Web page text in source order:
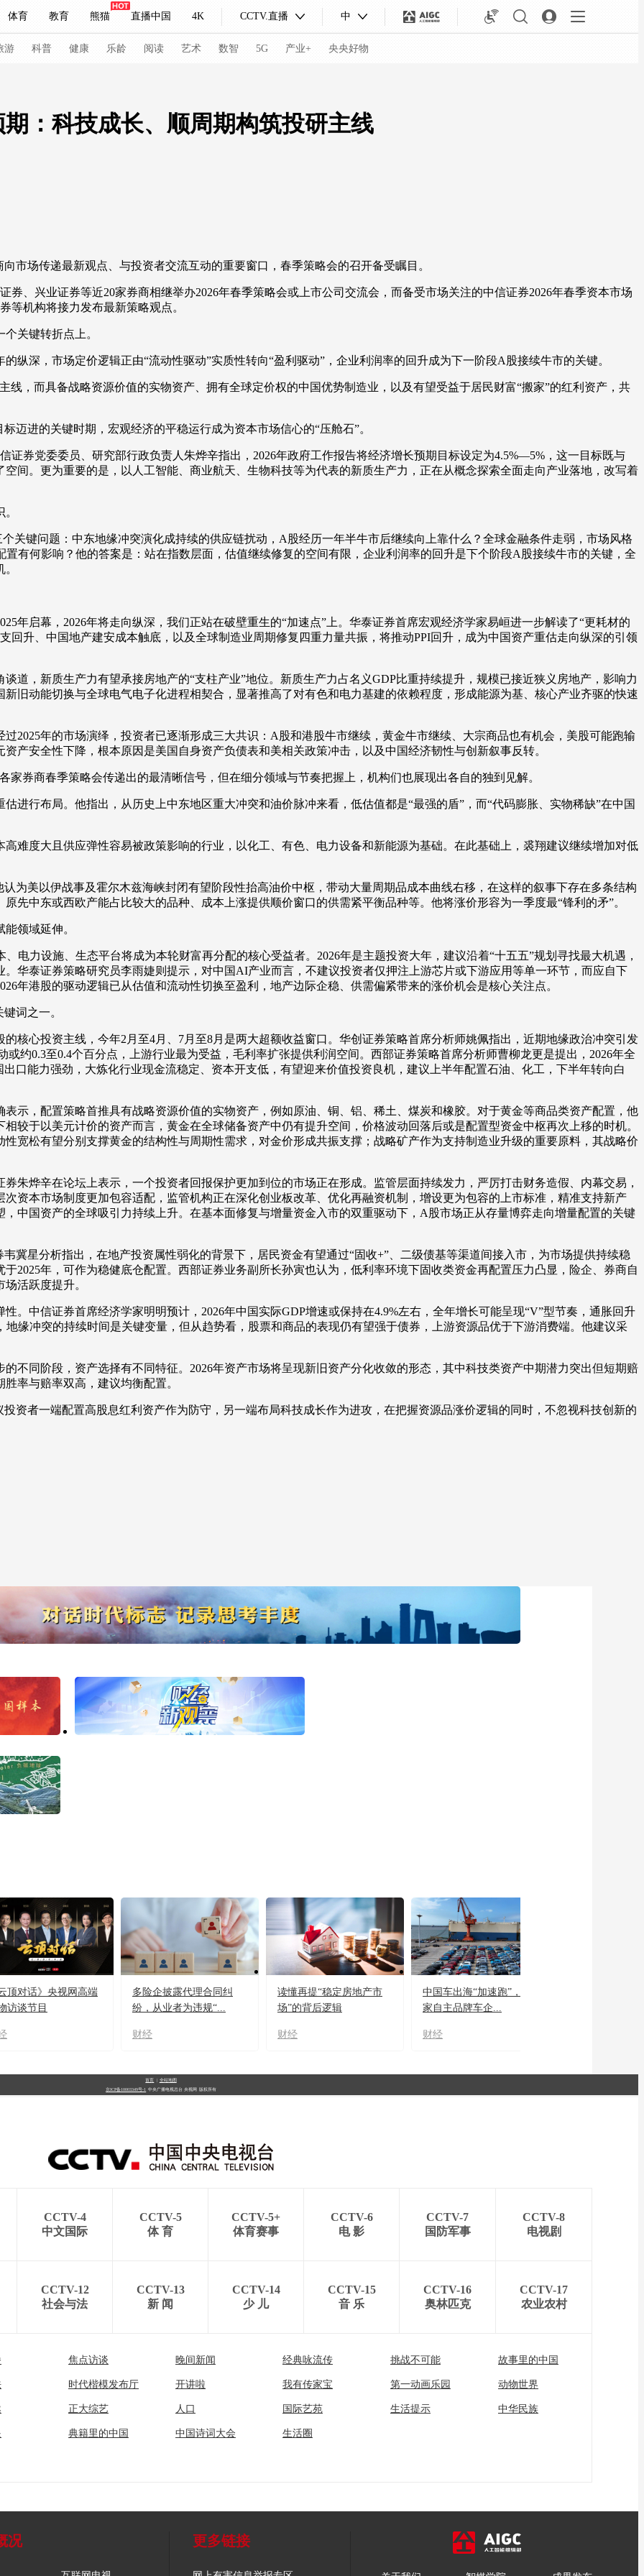
体育 教育 熊猫 直播中国 4K CCTV.直播 中
妙语 热解读 天天学习
持人 下载央视影音
游 科普 健康 乐龄 阅读 艺术 数智 5G 产业+ 央央好物
会 CBA 中超 国足 综合体育
体育江湖 文化体育 冰雪道路
全民健康 颜选攻略 海洋 天气 央央好物
热播榜 总台企业白名单
：科技成长、顺周期构筑投研主线
场传递最新观点、与投资者交流互动的重要窗口，春季策略会的召开备受瞩目。
兴业证券等近20家券商相继举办2026年春季策略会或上市公司交流会，而备受市场关注的中信证券2026年春季资本市场
等机构将接力发布最新策略观点。
关键转折点上。
深，市场定价逻辑正由“流动性驱动”实质性转向“盈利驱动”，企业利润率的回升成为下一阶段A股接续牛市的关键。
而具备战略资源价值的实物资产、拥有全球定价权的中国优势制造业，以及有望受益于居民财富“搬家”的红利资产，共
进的关键时期，宏观经济的平稳运行成为资本市场信心的“压舱石”。
券党委委员、研究部行政负责人朱烨辛指出，2026年政府工作报告将经济增长预期目标设定为4.5%—5%，这一目标既与
间。更为重要的是，以人工智能、商业航天、生物科技等为代表的新质生产力，正在从概念探索全面走向产业落地，改写着
键问题：中东地缘冲突演化成持续的供应链扰动，A股经历一年半牛市后继续向上靠什么？全球金融条件走弱，市场风格
有何影响？他的答案是：站在指数层面，估值继续修复的空间有限，企业利润率的回升是下个阶段A股接续牛市的关键，全
启幕，2026年将走向纵深，我们正站在破壁重生的“加速点”上。华泰证券首席宏观经济学家易峘进一步解读了“更耗材的
回升、中国地产建安成本触底，以及全球制造业周期修复四重力量共振，将推动PPI回升，成为中国资产重估走向纵深的引领
，新质生产力有望承接房地产的“支柱产业”地位。新质生产力占名义GDP比重持续提升，规模已接近狭义房地产，影响力
旧动能切换与全球电气电子化进程相契合，显著推高了对有色和电力基建的依赖程度，形成能源为基、核心产业齐驱的快速
年的市场演绎，投资者已逐渐形成三大共识：A股和港股牛市继续，黄金牛市继续、大宗商品也有机会，美股可能跑输
产安全性下降，根本原因是美国自身资产负债表和美相关政策冲击，以及中国经济韧性与创新叙事反转。
商春季策略会传递出的最清晰信号，但在细分领域与节奏把握上，机构们也展现出各自的独到见解。
行布局。他指出，从历史上中东地区重大冲突和油价脉冲来看，低估值都是“最强的盾”，而“代码膨胀、实物稀缺”在中国
度大且供应弹性容易被政策影响的行业，以化工、有色、电力设备和新能源为基础。在此基础上，裘翔建议继续增加对低
美以伊战事及霍尔木兹海峡封闭有望阶段性抬高油价中枢，带动大量周期品成本曲线右移，在这样的叙事下存在多条结构
先中东或西欧产能占比较大的品种、成本上涨提供顺价窗口的供需紧平衡品种等。他将涨价形容为一季度最“锋利的矛”。
领域延伸。
力设施、生态平台将成为本轮财富再分配的核心受益者。2026年是主题投资大年，建议沿着“十五五”规划寻找最大机遇，
华泰证券策略研究员李雨婕则提示，对中国AI产业而言，不建议投资者仅押注上游芯片或下游应用等单一环节，而应自下
年港股的驱动逻辑已从估值和流动性切换至盈利，地产边际企稳、供需偏紧带来的涨价机会是核心关注点。
词之一。
心投资主线，今年2月至4月、7月至8月是两大超额收益窗口。华创证券策略首席分析师姚佩指出，近期地缘政治冲突引发
约0.3至0.4个百分点，上游行业最为受益，毛利率扩张提供利润空间。西部证券策略首席分析师曹柳龙更是提出，2026年全
口能力强劲，大炼化行业现金流稳定、资本开支低，有望迎来价值投资良机，建议上半年配置石油、化工，下半年转向白
，配置策略首推具有战略资源价值的实物资产，例如原油、铜、铝、稀土、煤炭和橡胶。对于黄金等商品类资产配置，他
较于以美元计价的资产而言，黄金在全球储备资产中仍有提升空间，价格波动回落后或是配置型资金中枢再次上移的时机。
宽松有望分别支撑黄金的结构性与周期性需求，对金价形成共振支撑；战略矿产作为支持制造业升级的重要原料，其战略价
烨辛在论坛上表示，一个投资者回报保护更加到位的市场正在形成。监管层面持续发力，严厉打击财务造假、内幕交易，
资本市场制度更加包容适配，监管机构正在深化创业板改革、优化再融资机制，增设更为包容的上市标准，精准支持新产
中国资产的全球吸引力持续上升。在基本面修复与增量资金入市的双重驱动下，A股市场正从存量博弈走向增量配置的关键
星分析指出，在地产投资属性弱化的背景下，居民资金有望通过“固收+”、二级债基等渠道间接入市，为市场提供持续稳
2025年，可作为稳健底仓配置。西部证券业务副所长孙寅也认为，低利率环境下固收类资金再配置压力凸显，险企、券商自
活跃度提升。
中信证券首席经济学家明明预计，2026年中国实际GDP增速或保持在4.9%左右，全年增长可能呈现“V”型节奏，通胀回升
缘冲突的持续时间是关键变量，但从趋势看，股票和商品的表现仍有望强于债券，上游资源品优于下游消费端。他建议采
同阶段，资产选择有不同特征。2026年资产市场将呈现新旧资产分化收敛的形态，其中科技类资产中期潜力突出但短期赔
率与赔率双高，建议均衡配置。
者一端配置高股息红利资产作为防守，另一端布局科技成长作为进攻，在把握资源品涨价逻辑的同时，不忽视科技创新的
顶对话》央视网高端
访谈节目
多险企披露代理合同纠
纷，从业者为违规“...
财经
读懂再提“稳定房地产市
场”的背后逻辑
财经
中国车出海“加速跑”，三
家自主品牌车企...
财经
首页 全站地图
京ICP备10003349号-1 中央广播电视总台 央视网 版权所有
CCTV-4
中文国际
CCTV-5
体 育
CCTV-5+
体育赛事
CCTV-6
电 影
CCTV-7
国防军事
CCTV-8
电视剧
CCTV-12
社会与法
CCTV-13
新 闻
CCTV-14
少 儿
CCTV-15
音 乐
CCTV-16
奥林匹克
CCTV-17
农业农村
焦点访谈 晚间新闻 经典咏流传 挑战不可能 故事里的中国
时代楷模发布厅 开讲啦 我有传家宝 第一动画乐园 动物世界
正大综艺 人口 国际艺苑 生活提示 中华民族
典籍里的中国 中国诗词大会 生活圈
况 更多链接